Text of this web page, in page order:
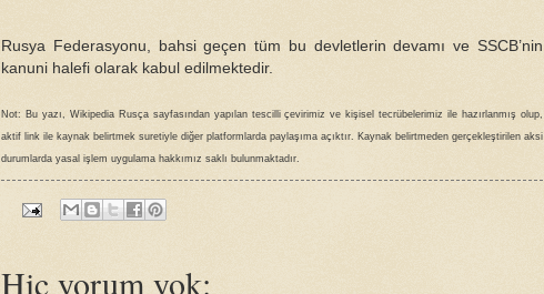
Rusya Federasyonu, bahsi geçen tüm bu devletlerin devamı ve SSCB’nin
kanuni halefi olarak kabul edilmektedir.
Not: Bu yazı, Wikipedia Rusça sayfasından yapılan tescilli çevirimiz ve kişisel tecrübelerimiz ile hazırlanmış olup,
aktif link ile kaynak belirtmek suretiyle diğer platformlarda paylaşıma açıktır. Kaynak belirtmeden gerçekleştirilen aksi
durumlarda yasal işlem uygulama hakkımız saklı bulunmaktadır.
Hiç yorum yok: